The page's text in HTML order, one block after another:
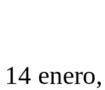
14